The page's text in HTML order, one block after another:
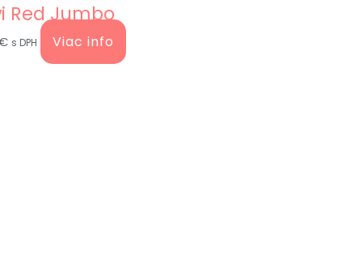
Red Jumbo
s DPH Viac info